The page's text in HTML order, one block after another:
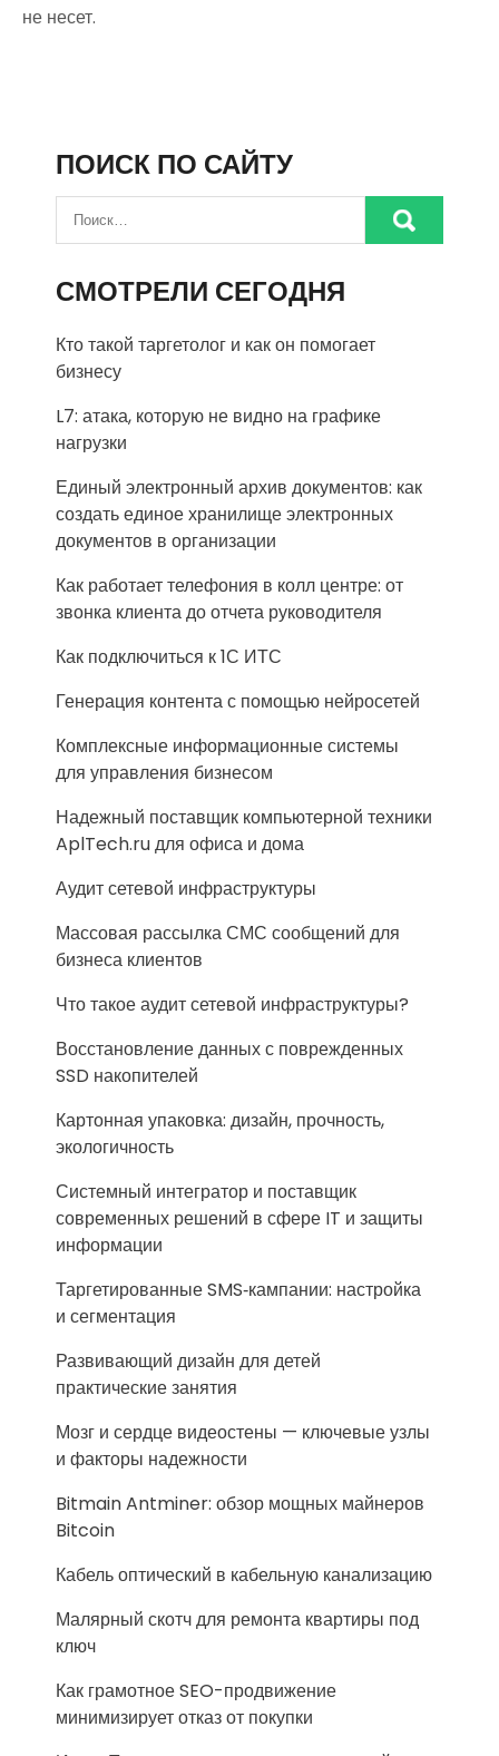
не несет.
ПОИСК ПО САЙТУ
СМОТРЕЛИ СЕГОДНЯ
Кто такой таргетолог и как он помогает
бизнесу
L7: атака, которую не видно на графике
нагрузки
Единый электронный архив документов: как
создать единое хранилище электронных
документов в организации
Как работает телефония в колл центре: от
звонка клиента до отчета руководителя
Как подключиться к 1С ИТС
Генерация контента с помощью нейросетей
Комплексные информационные системы
для управления бизнесом
Надежный поставщик компьютерной техники
AplTech.ru для офиса и дома
Аудит сетевой инфраструктуры
Массовая рассылка СМС сообщений для
бизнеса клиентов
Что такое аудит сетевой инфраструктуры?
Восстановление данных с поврежденных
SSD накопителей
Картонная упаковка: дизайн, прочность,
экологичность
Системный интегратор и поставщик
современных решений в сфере IT и защиты
информации
Таргетированные SMS‑кампании: настройка
и сегментация
Развивающий дизайн для детей
практические занятия
Мозг и сердце видеостены — ключевые узлы
и факторы надежности
Bitmain Antminer: обзор мощных майнеров
Bitcoin
Кабель оптический в кабельную канализацию
Малярный скотч для ремонта квартиры под
ключ
Как грамотное SEO-продвижение
минимизирует отказ от покупки